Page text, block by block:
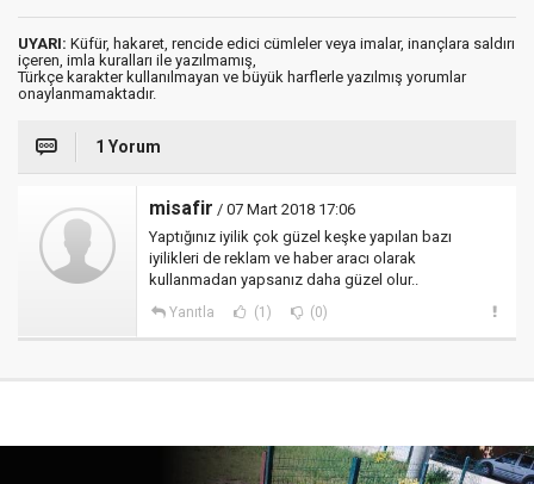
UYARI: Küfür, hakaret, rencide edici cümleler veya imalar, inançlara saldırı
içeren, imla kuralları ile yazılmamış,
Türkçe karakter kullanılmayan ve büyük harflerle yazılmış yorumlar
onaylanmamaktadır.
1 Yorum
misafir / 07 Mart 2018 17:06
Yaptığınız iyilik çok güzel keşke yapılan bazı
iyilikleri de reklam ve haber aracı olarak
kullanmadan yapsanız daha güzel olur..
Yanıtla (1) (0)